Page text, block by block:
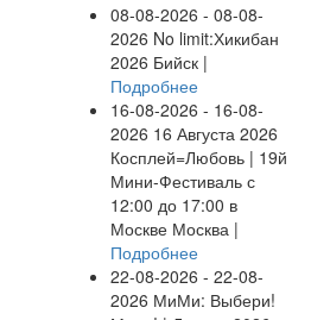
08-08-2026 - 08-08-
2026 No limit:Хикибан
2026 Бийск |
Подробнее
16-08-2026 - 16-08-
2026 16 Августа 2026
Косплей=Любовь | 19й
Мини-Фестиваль с
12:00 до 17:00 в
Москве Москва |
Подробнее
22-08-2026 - 22-08-
2026 МиМи: Выбери!